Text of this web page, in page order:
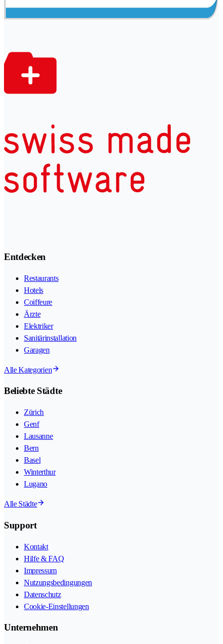
Entdecken
Restaurants
Hotels
Coiffeure
Ärzte
Elektriker
Sanitärinstallation
Garagen
Alle Kategorien
Beliebte Städte
Zürich
Genf
Lausanne
Bern
Basel
Winterthur
Lugano
Alle Städte
Support
Kontakt
Hilfe & FAQ
Impressum
Nutzungsbedingungen
Datenschutz
Cookie-Einstellungen
Unternehmen